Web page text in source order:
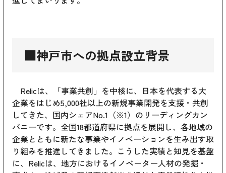
■神戸市への拠点設立背景
Relicは、「事業共創」を中核に、日本を代表する大
企業をはじめ5,000社以上の新規事業開発を支援・共創
してきた、国内シェアNo.1（※1）のリーディングカン
パニーです。全国18都道府県に拠点を展開し、各地域の
企業とともに新たな事業やイノベーションを生み出す取
り組みを推進してきました。こうした実績と知見を基盤
に、Relicは、地方におけるイノベーター人材の発掘・